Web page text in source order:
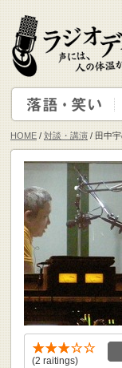
HOME / 対談・講演 / 田中
(2 raitings)